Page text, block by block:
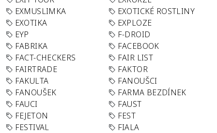
EXMUSLIMKA
EXOTICKÉ ROSTLINY
EXOTIKA
EXPLOZE
EYP
F-DROID
FABRIKA
FACEBOOK
FACT-CHECKERS
FAIR LIST
FAIRTRADE
FAKTOR
FAKULTA
FANOUŠCI
FANOUŠEK
FARMA BEZDÍNEK
FAUCI
FAUST
FEJETON
FEST
FESTIVAL
FIALA